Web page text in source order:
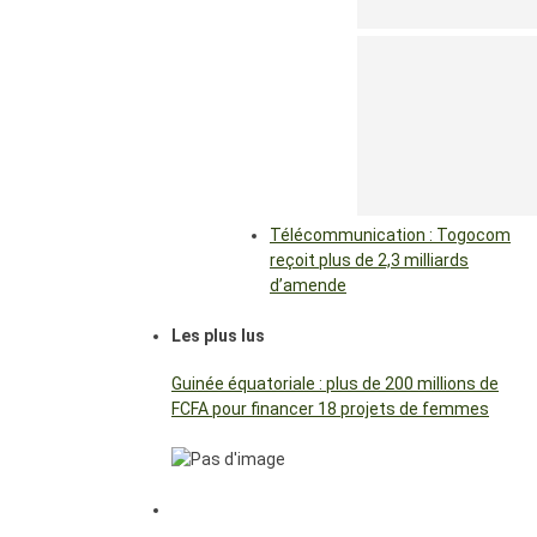
Télécommunication : Togocom
reçoit plus de 2,3 milliards
d’amende
Les plus lus
Guinée équatoriale : plus de 200 millions de
FCFA pour financer 18 projets de femmes